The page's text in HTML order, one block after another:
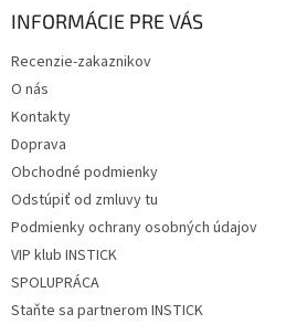
INFORMÁCIE PRE VÁS
Recenzie-zakaznikov
O nás
Kontakty
Doprava
Obchodné podmienky
Odstúpiť od zmluvy tu
Podmienky ochrany osobných údajov
VIP klub INSTICK
SPOLUPRÁCA
Staňte sa partnerom INSTICK